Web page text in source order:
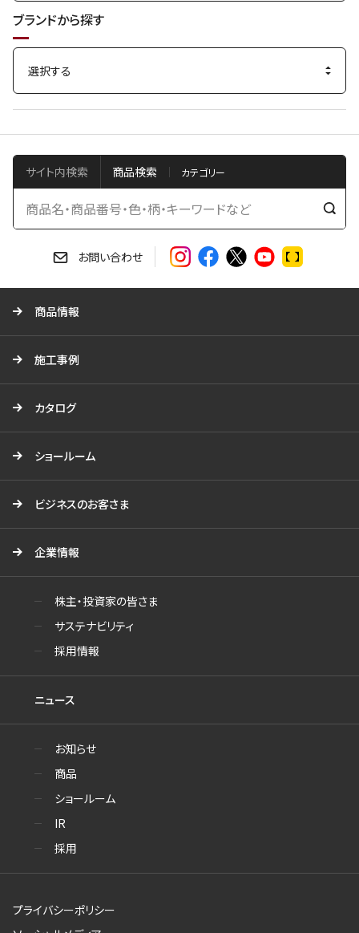
ブランドから探す
サイト内検索 商品検索
検
お問い合わせ
商品情報
施工事例
カタログ
ショールーム
ビジネスのお客さま
企業情報
株主・投資家の皆さま
サステナビリティ
採用情報
ニュース
お知らせ
商品
ショールーム
IR
採用
プライバシーポリシー